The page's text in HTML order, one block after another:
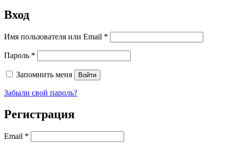
Вход
Имя пользователя или Email *
Пароль *
Запомнить меня Войти
Забыли свой пароль?
Регистрация
Email *